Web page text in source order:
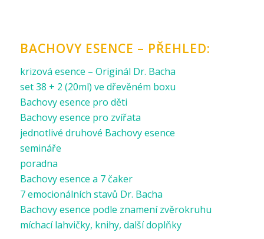
BACHOVY ESENCE – PŘEHLED:
krizová esence – Originál Dr. Bacha
set 38 + 2 (20ml) ve dřevěném boxu
Bachovy esence pro děti
Bachovy esence pro zvířata
jednotlivé druhové Bachovy esence
semináře
poradna
Bachovy esence a 7 čaker
7 emocionálních stavů Dr. Bacha
Bachovy esence podle znamení zvěrokruhu
míchací lahvičky, knihy, další doplňky